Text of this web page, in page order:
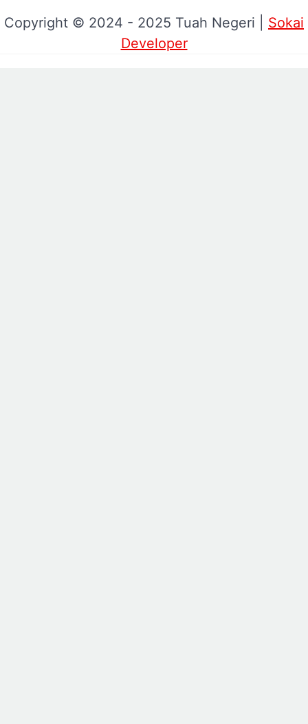
Copyright © 2024 - 2025 Tuah Negeri | Sokai
Developer